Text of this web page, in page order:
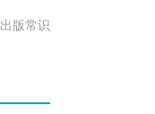
出版常识